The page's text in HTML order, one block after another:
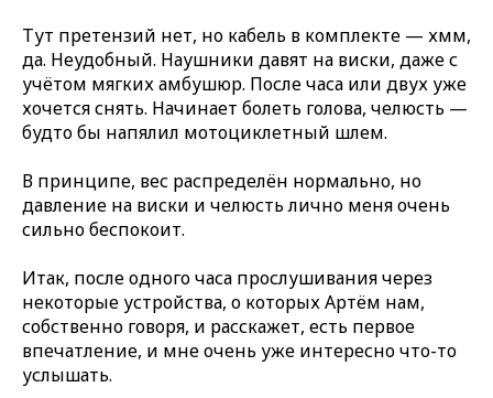
Тут претензий нет, но кабель в комплекте — хмм,
да. Неудобный. Наушники давят на виски, даже с
учётом мягких амбушюр. После часа или двух уже
хочется снять. Начинает болеть голова, челюсть —
будто бы напялил мотоциклетный шлем.
В принципе, вес распределён нормально, но
давление на виски и челюсть лично меня очень
сильно беспокоит.
Итак, после одного часа прослушивания через
некоторые устройства, о которых Артём нам,
собственно говоря, и расскажет, есть первое
впечатление, и мне очень уже интересно что-то
услышать.